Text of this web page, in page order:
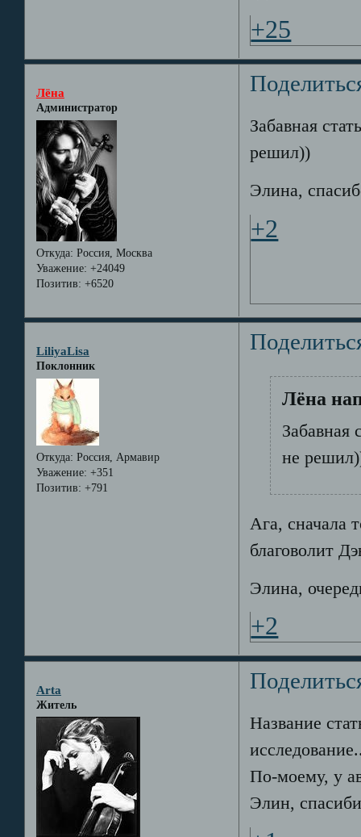
+25
Лёна
Администратор
Откуда: Россия, Москва
Уважение: +24049
Позитив: +6520
Забавная
решил))
Элина,
+2
LiliyaLisa
Поклонник
Откуда: Россия, Армавир
Уважение: +351
Позитив: +791
Лёна
Забавная
не
Ага, сначала
благоволит
Элина,
+2
Arta
Житель
Название
По-моему, у
Элин,